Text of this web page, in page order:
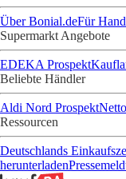
Über Bonial.deFür
Supermarkt Angebote
EDEKA Prospekt
Beliebte Händler
Aldi Nord Prospekt
Ressourcen
Deutschlands
herunterladen